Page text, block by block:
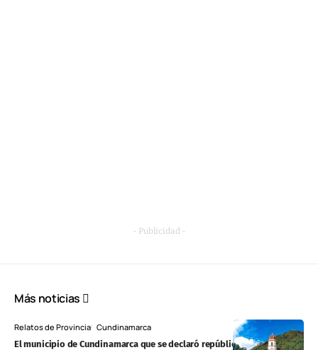
- Publicidad -
Más noticias
Relatos de Provincia Cundinamarca
El municipio de Cundinamarca que se declaró república independiente